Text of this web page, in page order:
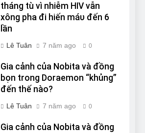
tháng tù vì nhiễm HIV vẫn
xông pha đi hiến máυ đến 6
lần
Lê Tuân 7 năm ago 0
Gia cảnh của Nobita và đồng
bọn trong Doraemon “khủng”
đến thế nào?
Lê Tuân 7 năm ago 0
Gia cảnh của Nobita và đồng